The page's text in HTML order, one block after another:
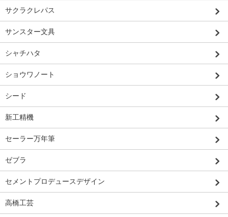
サクラクレパス
サンスター文具
シャチハタ
ショウワノート
シード
新工精機
セーラー万年筆
ゼブラ
セメントプロデュースデザイン
高橋工芸